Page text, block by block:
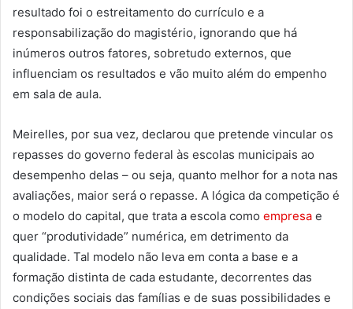
resultado foi o estreitamento do currículo e a
responsabilização do magistério, ignorando que há
inúmeros outros fatores, sobretudo externos, que
influenciam os resultados e vão muito além do empenho
em sala de aula.
Meirelles, por sua vez, declarou que pretende vincular os
repasses do governo federal às escolas municipais ao
desempenho delas – ou seja, quanto melhor for a nota nas
avaliações, maior será o repasse. A lógica da competição é
o modelo do capital, que trata a escola como empresa e
quer “produtividade” numérica, em detrimento da
qualidade. Tal modelo não leva em conta a base e a
formação distinta de cada estudante, decorrentes das
condições sociais das famílias e de suas possibilidades e